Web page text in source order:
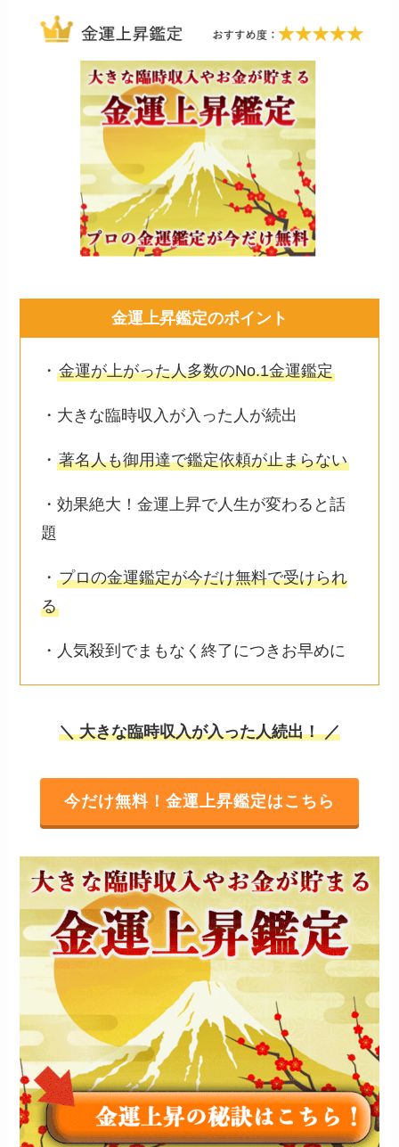
金運上昇鑑定のポイント
・ 金運が上がった人多数のNo.1金運鑑定
・大きな臨時収入が入った人が続出
・ 著名人も御用達で鑑定依頼が止まらない
・効果絶大！金運上昇で人生が変わると話
題
・ プロの金運鑑定が今だけ無料で受けられ
る
・人気殺到でまもなく終了につきお早めに
＼ 大きな臨時収入が入った人続出！ ／
今だけ無料！金運上昇鑑定はこちら